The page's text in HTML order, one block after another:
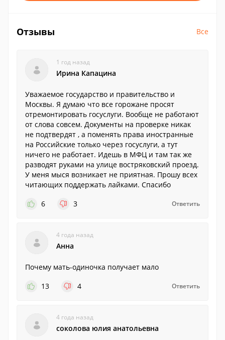
Отзывы Все
1 год назад
Ирина Капацина
Уважаемое государство и правительство и
Москвы. Я думаю что все горожане просят
отремонтировать госуслуги. Вообще не работают
от слова совсем. Документы на проверке никак
не подтвердят , а поменять права иностранные
на Российские только через госуслуги, а тут
ничего не работает. Идешь в МФЦ и там так же
разводят руками на улице востряковский проезд.
У меня мыся возникает не приятная. Прошу всех
читающих поддержать лайками. Спасибо
6
3 Ответить
4 года назад
Анна
Почему мать-одиночка получает мало
13
4 Ответить
4 года назад
соколова юлия анатольевна